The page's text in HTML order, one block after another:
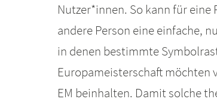
Nutzer*innen. So kann für
andere Person eine einfache,
in denen bestimmte
Europameisterschaft möchten
EM beinhalten. Damit solche